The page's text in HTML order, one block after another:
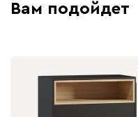
Вам подойдет